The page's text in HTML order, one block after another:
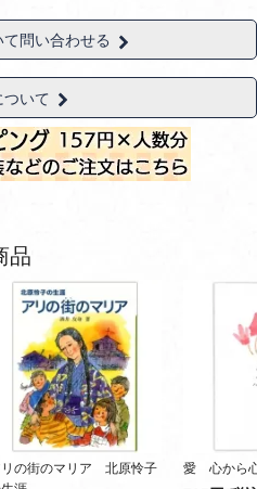
問い合わせる
ついて
品
リの街のマリア 北原怜子
愛 心から